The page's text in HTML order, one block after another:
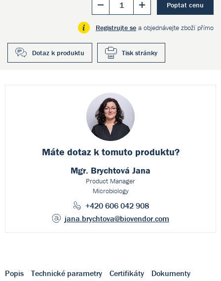
Poptat cenu
Registrujte se a objednávejte zboží přímo
Dotaz k produktu Tisk stránky
Máte dotaz k tomuto produktu?
Mgr. Brychtová Jana
Product Manager
Microbiology
+420 606 042 908
jana.brychtova@biovendor.com
Popis Technické parametry Certifikáty Dokumenty